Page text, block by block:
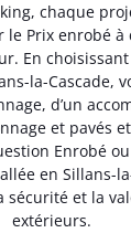
chaque
le Prix enrobé à
En
la-Cascade,
d’un
et pavés
Enrobé
en Sillans-
et la
extérieurs.